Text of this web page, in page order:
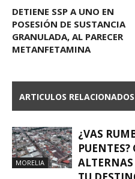
DETIENE SSP A UNO EN
POSESIÓN DE SUSTANCIA
GRANULADA, AL PARECER
METANFETAMINA
ARTICULOS RELACIONADOS
MORELIA
¿VAS
PUENTES?
ALTERNAS